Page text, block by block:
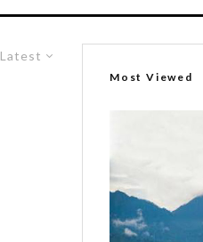
Latest
Most Viewed